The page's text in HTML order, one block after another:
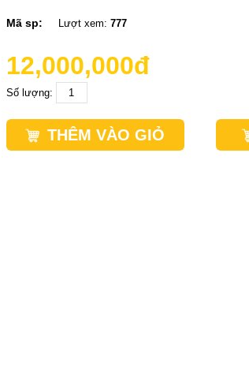
Mã sp: Lượt xem: 777
12,000,000đ
Số lượng:
THÊM VÀO GIỎ